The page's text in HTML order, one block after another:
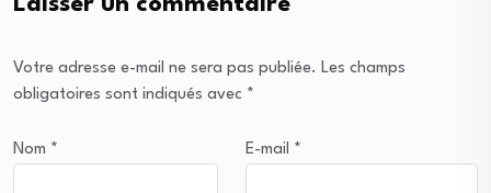
Votre adresse e-mail ne sera pas publiée. Les champs
obligatoires sont indiqués avec *
Nom * E-mail *